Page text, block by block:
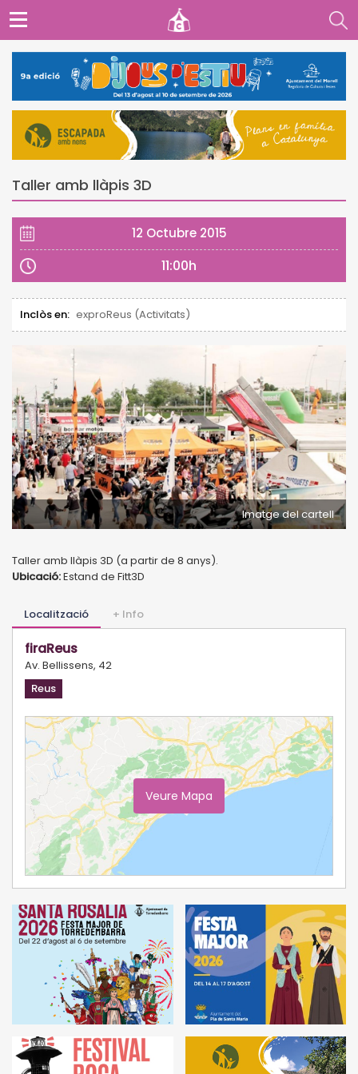
Taller amb llàpis 3D
12 Octubre 2015
11:00h
Inclòs en: exproReus (Activitats)
Imatge del cartell
Taller amb llàpis 3D (a partir de 8 anys).
Ubicació:Estand de Fitt3D
Localització + Info
firaReus
Av. Bellissens, 42
Reus
Veure Mapa